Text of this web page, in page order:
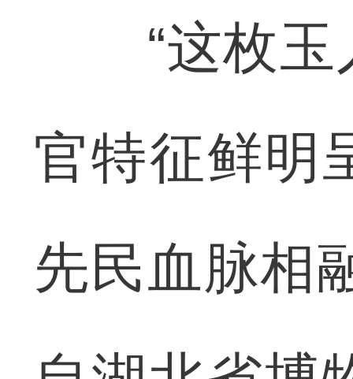
“这枚玉
官特征鲜明
先民血脉相